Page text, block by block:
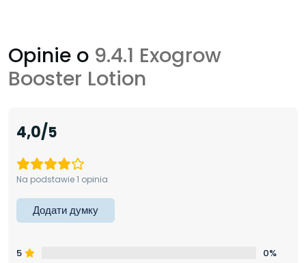
Opinie o 9.4.1 Exogrow
Booster Lotion
4,0
Na podstawie 1 opinia
Додати думку
5
0%